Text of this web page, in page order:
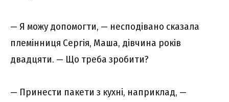
— Я можу допомогти, — несподівано сказала
племінниця Сергія, Маша, дівчина років
двадцяти. — Що треба зробити?
— Принести пакети з кухні, наприклад, —